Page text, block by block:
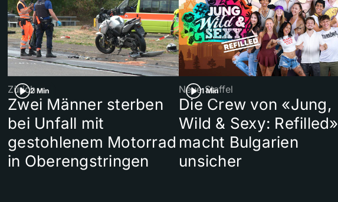
2 Min
Zürich
Zwei Männer sterben
bei Unfall mit
gestohlenem Motorrad
in Oberengstringen
1 Min
Neue Staffel
Die Crew von «Jung,
Wild & Sexy: Refilled»
macht Bulgarien
unsicher